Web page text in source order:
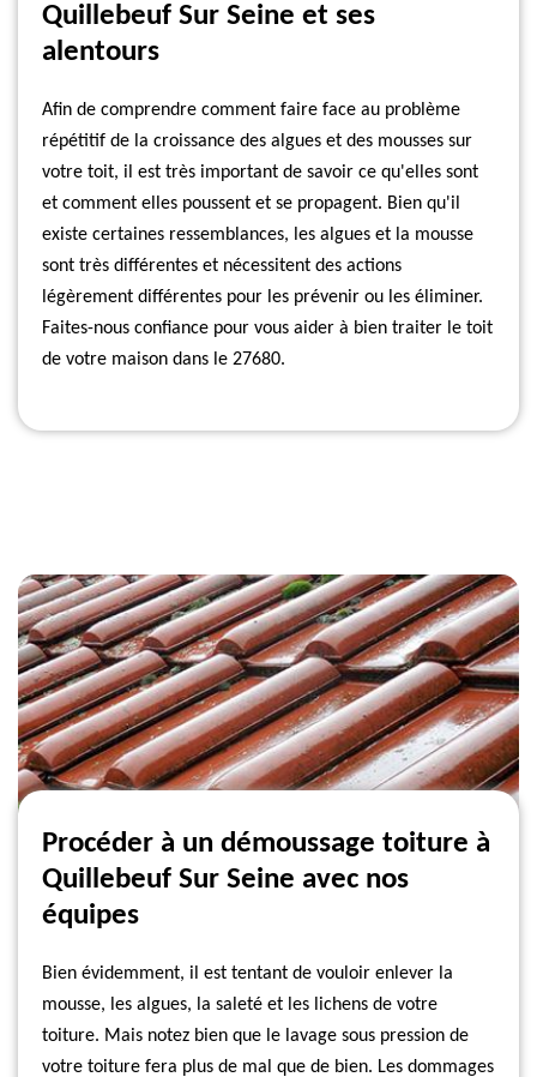
Quillebeuf Sur Seine et ses
alentours
Afin de comprendre comment faire face au problème
répétitif de la croissance des algues et des mousses sur
votre toit, il est très important de savoir ce qu'elles sont
et comment elles poussent et se propagent. Bien qu'il
existe certaines ressemblances, les algues et la mousse
sont très différentes et nécessitent des actions
légèrement différentes pour les prévenir ou les éliminer.
Faites-nous confiance pour vous aider à bien traiter le toit
de votre maison dans le 27680.
Procéder à un démoussage toiture à
Quillebeuf Sur Seine avec nos
équipes
Bien évidemment, il est tentant de vouloir enlever la
mousse, les algues, la saleté et les lichens de votre
toiture. Mais notez bien que le lavage sous pression de
votre toiture fera plus de mal que de bien. Les dommages